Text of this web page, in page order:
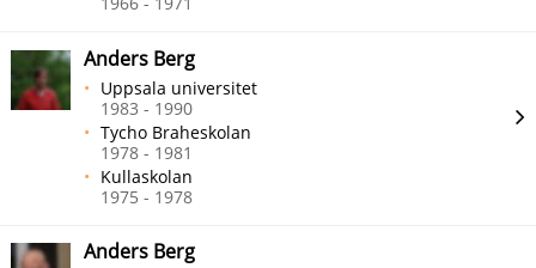
Anders Berg
Uppsala universitet
1983 - 1990
Tycho Braheskolan
1978 - 1981
Kullaskolan
1975 - 1978
Anders Berg